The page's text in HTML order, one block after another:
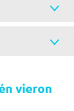
vieron